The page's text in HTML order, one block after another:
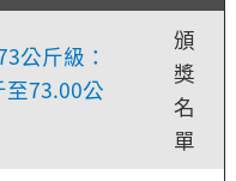
公斤級：
至73.00公
頒
獎
名
單